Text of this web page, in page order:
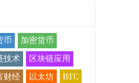
币 加密货币
技术 区块链应用
财经 以太坊 BTC